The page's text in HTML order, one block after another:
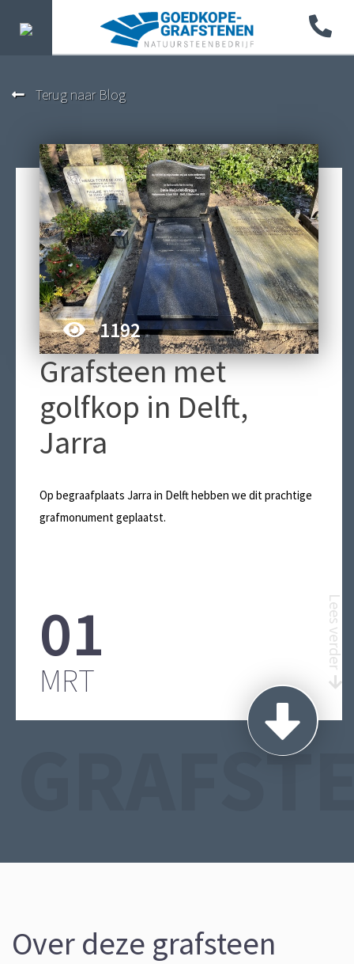
Terug naar Blog
1192
Grafsteen met
golfkop in Delft,
Jarra
Op begraafplaats Jarra in Delft hebben we dit prachtige
grafmonument geplaatst.
01
MRT
Lees verder
ONZE
ENKELE
Over deze grafsteen